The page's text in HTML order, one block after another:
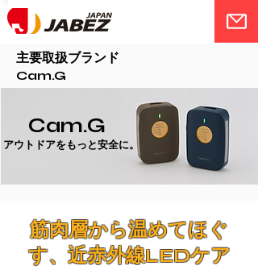
主要取扱ブランド
Cam.G
Cam.G
アウトドアをもっと安全に。
筋肉層から温めてほぐ
す、近赤外線LEDケア